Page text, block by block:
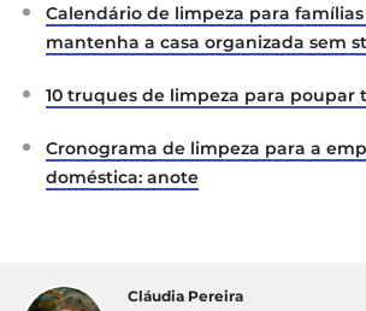
Calendário de limpeza para
mantenha a casa organizada sem
10 truques de limpeza para poupar
Cronograma de limpeza para a
doméstica: anote
Cláudia Pereira